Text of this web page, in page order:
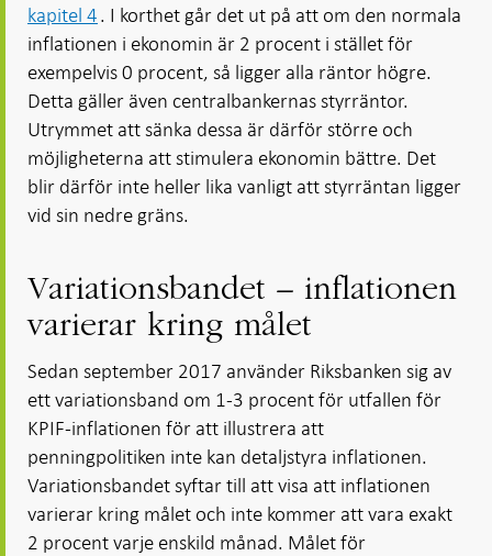
kapitel 4. I korthet går det ut på att om den normala
inflationen i ekonomin är 2 procent i stället för
exempelvis 0 procent, så ligger alla räntor högre.
Detta gäller även centralbankernas styrräntor.
Utrymmet att sänka dessa är därför större och
möjligheterna att stimulera ekonomin bättre. Det
blir därför inte heller lika vanligt att styrräntan ligger
vid sin nedre gräns.
Variationsbandet – inflationen
varierar kring målet
Sedan september 2017 använder Riksbanken sig av
ett variationsband om 1-3 procent för utfallen för
KPIF-inflationen för att illustrera att
penningpolitiken inte kan detaljstyra inflationen.
Variationsbandet syftar till att visa att inflationen
varierar kring målet och inte kommer att vara exakt
2 procent varje enskild månad. Målet för